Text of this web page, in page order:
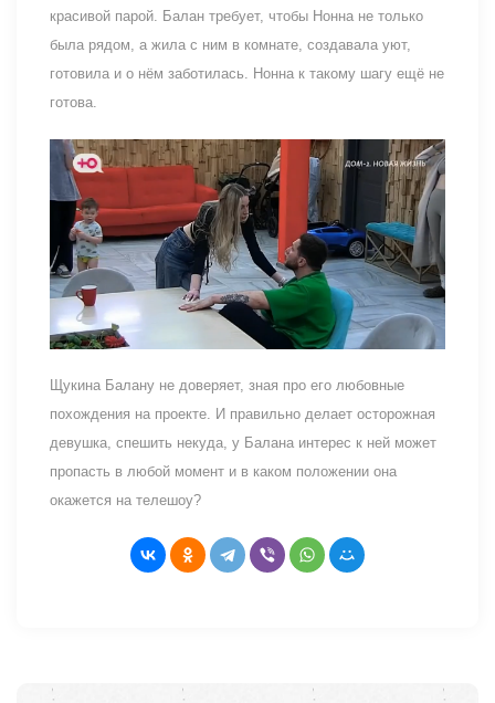
красивой парой. Балан требует, чтобы Нонна не только
была рядом, а жила с ним в комнате, создавала уют,
готовила и о нём заботилась. Нонна к такому шагу ещё не
готова.
Щукина Балану не доверяет, зная про его любовные
похождения на проекте. И правильно делает осторожная
девушка, спешить некуда, у Балана интерес к ней может
пропасть в любой момент и в каком положении она
окажется на телешоу?